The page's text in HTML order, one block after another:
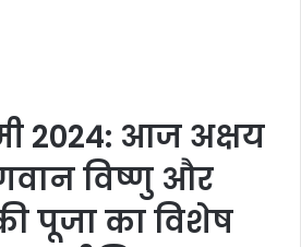
2024: आज अक्षय
विष्णु और
पूजा का विशेष